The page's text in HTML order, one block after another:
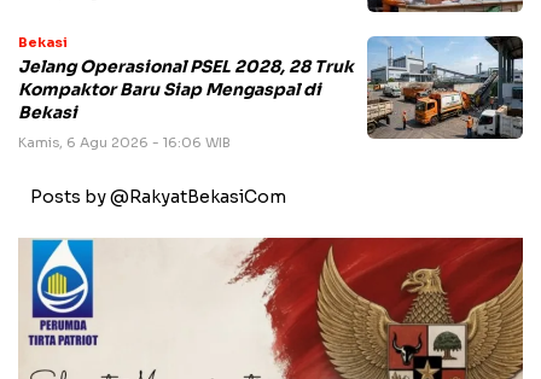
Bekasi
Jelang Operasional PSEL 2028, 28 Truk
Kompaktor Baru Siap Mengaspal di
Bekasi
Kamis, 6 Agu 2026 - 16:06 WIB
Posts by @RakyatBekasiCom